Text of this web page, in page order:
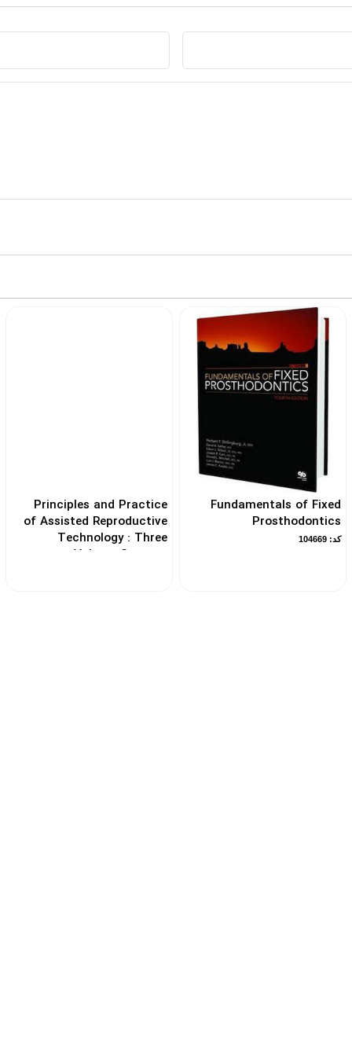
Fundamentals of Fixed
Prosthodontics
کد: 104669
Principles and Practice
of Assisted Reproductive
Technology : Three
Volume Set 2018